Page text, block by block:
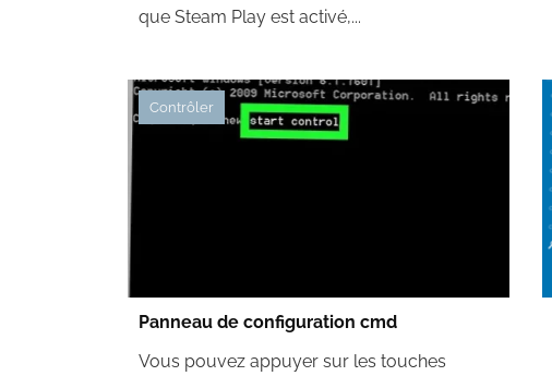
que Steam Play est activé,...
Contrôler
Panneau de configuration cmd
Vous pouvez appuyer sur les touches